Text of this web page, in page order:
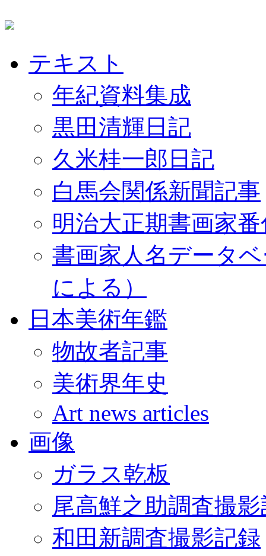
テキスト
年紀資料集成
黒田清輝日記
久米桂一郎日記
白馬会関係新聞記事
明治大正期書画家
書画家人名データ
による）
日本美術年鑑
物故者記事
美術界年史
Art news articles
画像
ガラス乾板
尾高鮮之助調査撮
和田新調査撮影記録